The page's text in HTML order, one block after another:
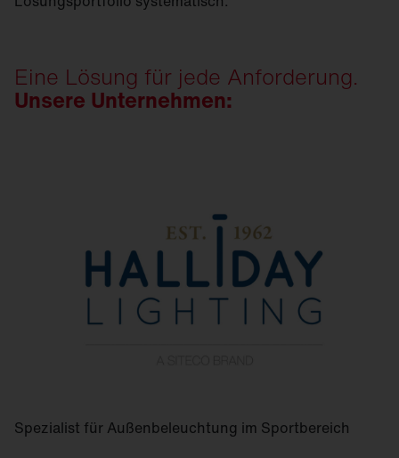
Eine Lösung für jede Anforderung.
Unsere Unternehmen:
Spezialist für Außenbeleuchtung im Sportbereich